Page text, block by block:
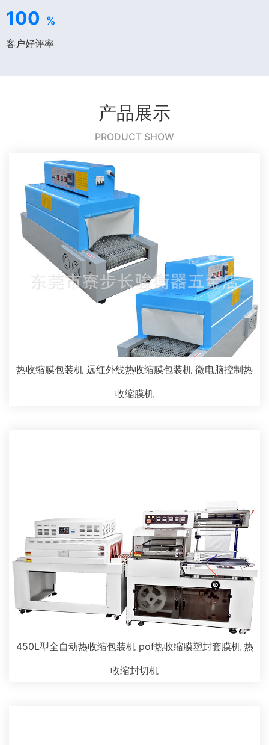
100 %
客户好评率
产品展示
PRODUCT SHOW
热收缩膜包装机 远红外线热收缩膜包装机 微电脑控制热
收缩膜机
450L型全自动热收缩包装机 pof热收缩膜塑封套膜机 热
收缩封切机